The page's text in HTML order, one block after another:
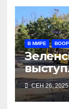
В МИРЕ
рубеж
СЕН 26,